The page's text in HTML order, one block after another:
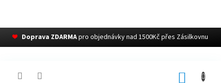
❤ Doprava ZDARMApro objednávky nad 1500Kč přes Zásilkovnu